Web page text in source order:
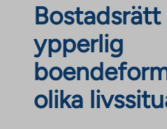
Bostadsrätt
ypperlig
olika